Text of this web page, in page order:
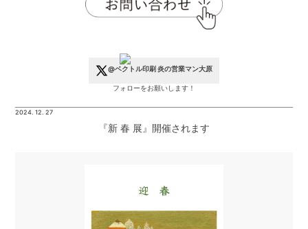
@ベクトル印刷 炎の営業マン大原
フォローをお願いします！
2024. 12. 27
『新 春 展』開催されます